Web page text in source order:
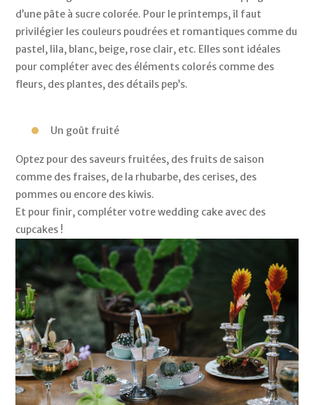
d’une pâte à sucre colorée. Pour le printemps, il faut
privilégier les couleurs poudrées et romantiques comme du
pastel, lila, blanc, beige, rose clair, etc. Elles sont idéales
pour compléter avec des éléments colorés comme des
fleurs, des plantes, des détails pep’s.
Un goût fruité
Optez pour des saveurs fruitées, des fruits de saison
comme des fraises, de la rhubarbe, des cerises, des
pommes ou encore des kiwis.
Et pour finir, compléter votre wedding cake avec des
cupcakes !